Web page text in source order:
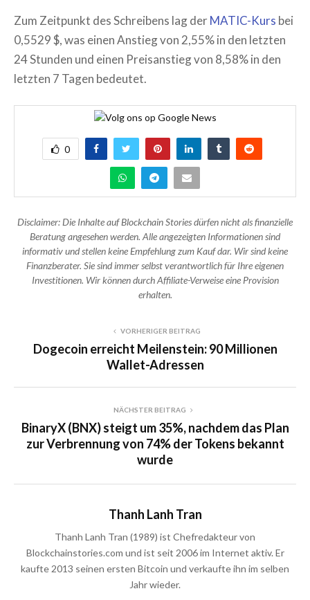
Zum Zeitpunkt des Schreibens lag derMATIC-Kurs bei
0,5529 $, was einen Anstieg von 2,55% in den letzten
24 Stunden und einen Preisanstieg von 8,58% in den
letzten 7 Tagen bedeutet.
0
Disclaimer: Die Inhalte auf Blockchain Stories dürfen nicht als finanzielle
Beratung angesehen werden. Alle angezeigten Informationen sind
informativ und stellen keine Empfehlung zum Kauf dar. Wir sind keine
Finanzberater. Sie sind immer selbst verantwortlich für Ihre eigenen
Investitionen. Wir können durch Affiliate-Verweise eine Provision
erhalten.
VORHERIGER BEITRAG
Dogecoin erreicht Meilenstein: 90 Millionen
Wallet-Adressen
NÄCHSTER BEITRAG
BinaryX (BNX) steigt um 35%, nachdem das Plan
zur Verbrennung von 74% der Tokens bekannt
wurde
Thanh Lanh Tran
Thanh Lanh Tran (1989) ist Chefredakteur von
Blockchainstories.com und ist seit 2006 im Internet aktiv. Er
kaufte 2013 seinen ersten Bitcoin und verkaufte ihn im selben
Jahr wieder.